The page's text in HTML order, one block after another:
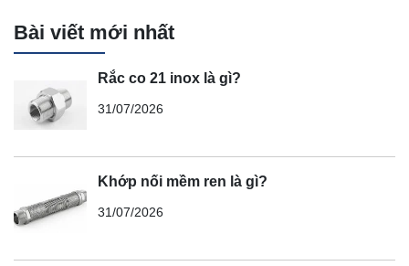
Bài viết mới nhất
Rắc co 21 inox là gì?
31/07/2026
Khớp nối mềm ren là gì?
31/07/2026